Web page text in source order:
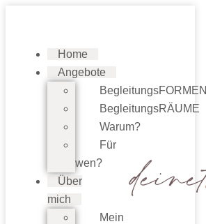
Home
Angebote
BegleitungsFORMEN
BegleitungsRÄUME
Warum?
Für
wen?
Über
mich
Mein